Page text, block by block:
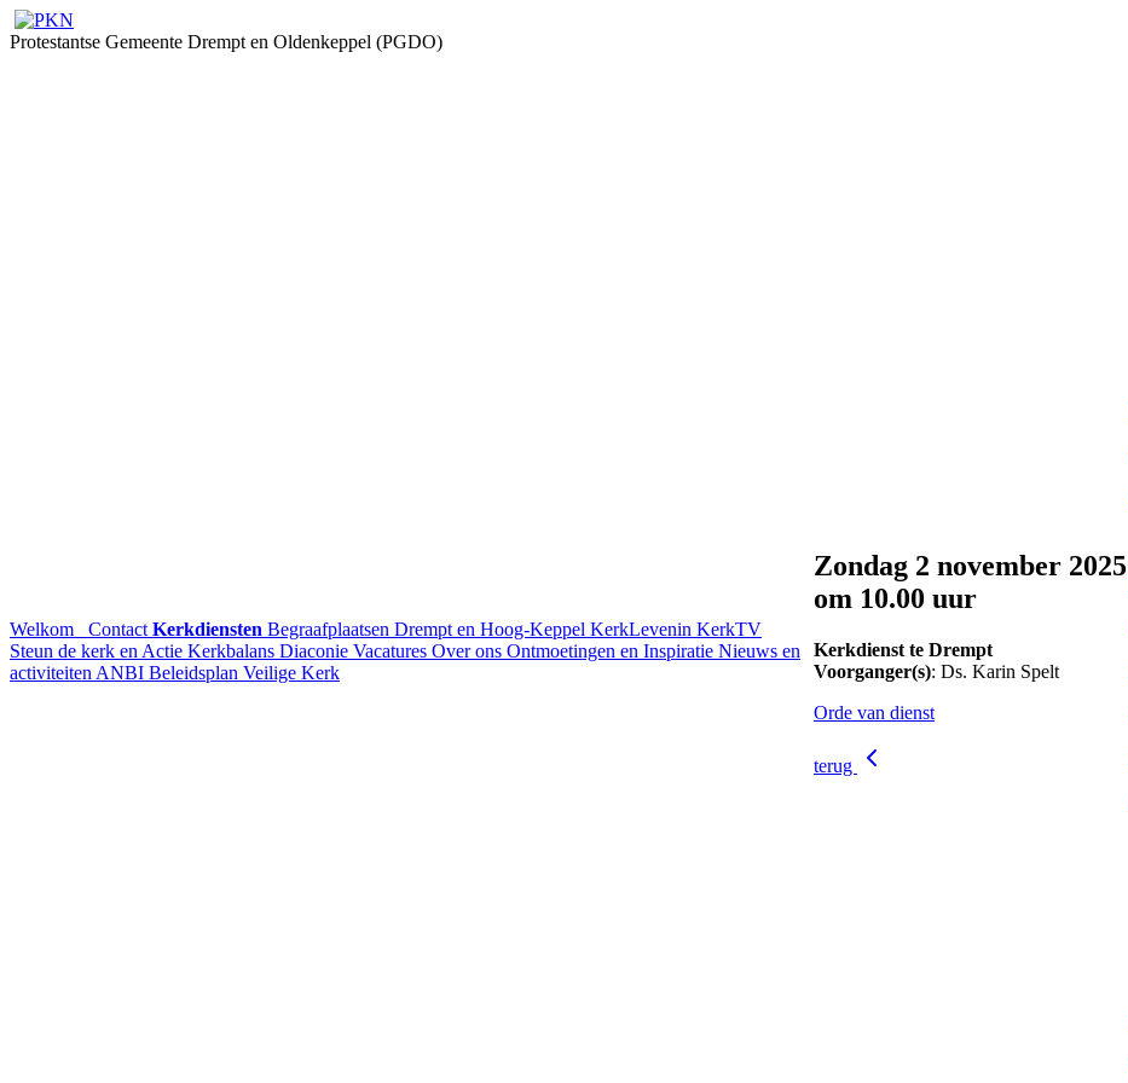
Protestantse Gemeente Drempt en Oldenkeppel (PGDO)
Welkom Contact Kerkdiensten Begraafplaatsen Drempt en Hoog-Keppel KerkLevenin KerkTV
Steun de kerk en Actie Kerkbalans Diaconie Vacatures Over ons Ontmoetingen en Inspiratie Nieuws en
activiteiten ANBI Beleidsplan Veilige Kerk
Zondag 2 november 2025
om 10.00 uur
Kerkdienst te Drempt
Voorganger(s): Ds. Karin Spelt
Orde van dienst
terug